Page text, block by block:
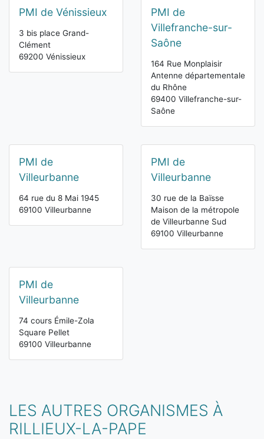
PMI de Vénissieux
3 bis place Grand-
Clément
69200 Vénissieux
PMI de
Villefranche-sur-
Saône
164 Rue Monplaisir
Antenne départementale
du Rhône
69400 Villefranche-sur-
Saône
PMI de
Villeurbanne
64 rue du 8 Mai 1945
69100 Villeurbanne
PMI de
Villeurbanne
30 rue de la Baïsse
Maison de la métropole
de Villeurbanne Sud
69100 Villeurbanne
PMI de
Villeurbanne
74 cours Émile-Zola
Square Pellet
69100 Villeurbanne
LES AUTRES ORGANISMES À
RILLIEUX-LA-PAPE